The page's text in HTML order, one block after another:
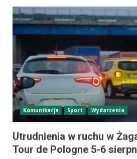
Komunikacja Sport Wydarzenia
Utrudnienia w ruchu w
Tour de Pologne 5-6